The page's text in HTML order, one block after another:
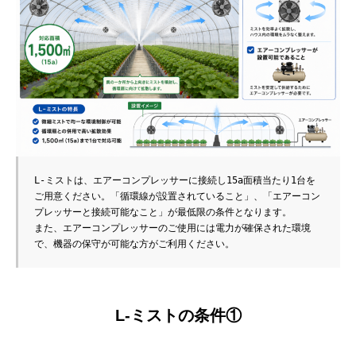
L-ミストは、エアーコンプレッサーに接続し15a面積当たり1台を
ご用意ください。「循環線が設置されていること」、「エアーコン
プレッサーと接続可能なこと」が最低限の条件となります。
また、エアーコンプレッサーのご使用には電力が確保された環境
で、機器の保守が可能な方がご利用ください。
L-ミストの条件①